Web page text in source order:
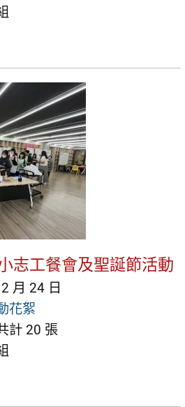
志工餐會及聖誕節活動
月 24 日
花絮
計 20 張